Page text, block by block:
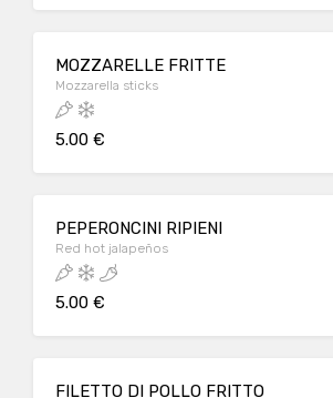
MOZZARELLE FRITTE
Mozzarella sticks
5.00 €
PEPERONCINI RIPIENI
Red hot jalapeños
5.00 €
FILETTO DI POLLO FRITTO